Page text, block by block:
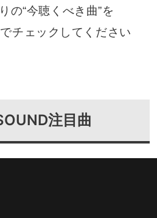
の“今聴くべき曲”を
チェックしてください
注目曲